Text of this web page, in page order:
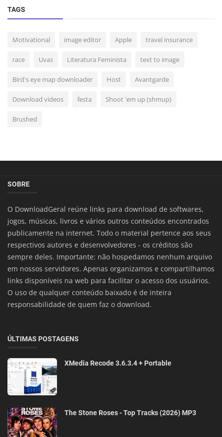
TAGS
Motivational image editor Apple travel insurance
race Uvas Literatura Feminista text to image
Bird's eye map downloader Host Avantgarde
Download videos festa Shoot 'em up (shmup)
Brushed
SOBRE
O DownloadGeral reúne links para download de softwares,
jogos, músicas, livros e vários outros conteúdos encontrados
publicamente na internet. Todo o material pertence aos seus
respectivos autores e desenvolvedores - os créditos são
sempre deles. Importante: não hospedamos nenhum arquivo
em nossos servidores. Apenas organizamos e compartilhamos
links disponíveis na web para facilitar o acesso dos usuários.
O uso de qualquer conteúdo baixado é de inteira
responsabilidade de quem faz o download.
ÚLTIMAS POSTAGENS
XMedia Recode 3.6.3.4 + Portable
The Stone Roses - Top Tracks (2026) MP3